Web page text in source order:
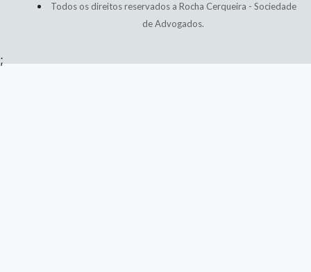
Todos os direitos reservados a Rocha Cerqueira - Sociedade
de Advogados.
;